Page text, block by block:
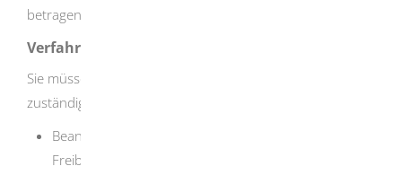
betragen.
Verfahrensablauf
Sie müssen die Lohnsteuerermäßigung bei der
zuständigen Stelle beantragen.
Beantragen Sie erstmals beim Finanzamt einen
Freibetrag für das Kalenderjahr 2026 oder möchten